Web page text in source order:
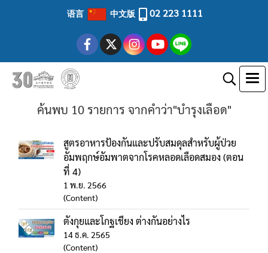
语言 中文版 02 223 1111
ค้นพบ 10 รายการ จากคำว่า"บำรุงเลือด"
สูตรอาหารป้องกันและปรับสมดุลสำหรับผู้ป่วย
อัมพฤกษ์อัมพาตจากโรคหลอดเลือดสมอง (ตอน
ที่ 4)
1 พ.ย. 2566
(Content)
ตังกุยและโกฐเชียง ต่างกันอย่างไร
14 ธ.ค. 2565
(Content)